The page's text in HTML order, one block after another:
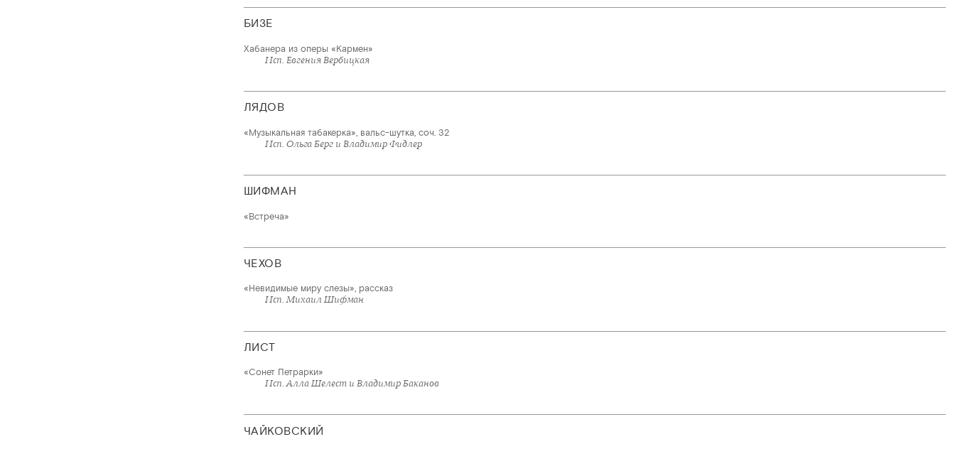
БИЗЕ
Хабанера из оперы «Кармен»
Исп. Евгения Вербицкая
ЛЯДОВ
«Музыкальная табакерка», вальс-шутка, соч. 32
Исп. Ольга Берг и Владимир Фидлер
ШИФМАН
«Встреча»
ЧЕХОВ
«Невидимые миру слезы», рассказ
Исп. Михаил Шифман
ЛИСТ
«Сонет Петрарки»
Исп. Алла Шелест и Владимир Баканов
ЧАЙКОВСКИЙ